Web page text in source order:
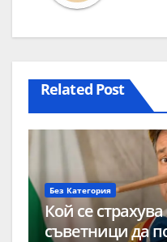
Related Post
Без Категория
Кой се
съветници да